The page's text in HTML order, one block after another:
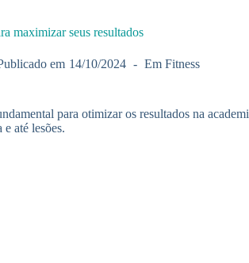
maximizar seus resultados
em 14/10/2024 Em Fitness
para otimizar os resultados na
até lesões.